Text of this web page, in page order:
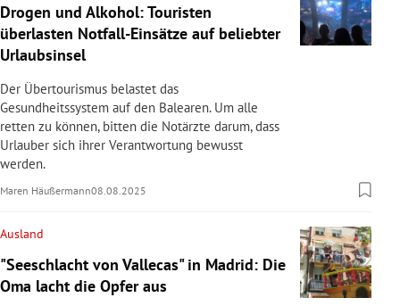
Drogen und Alkohol: Touristen
überlasten Notfall-Einsätze auf beliebter
Urlaubsinsel
Der Übertourismus belastet das
Gesundheitssystem auf den Balearen. Um alle
retten zu können, bitten die Notärzte darum, dass
Urlauber sich ihrer Verantwortung bewusst
werden.
Maren Häußermann08.08.2025
Ausland
"Seeschlacht von Vallecas" in Madrid: Die
Oma lacht die Opfer aus